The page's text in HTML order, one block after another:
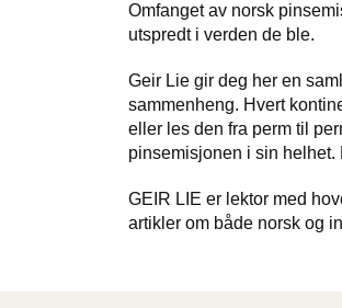
Omfanget av norsk
utspredt i verden de ble.
Geir Lie gir deg her en
sammenheng. Hvert
eller les den fra perm til
pinsemisjonen i sin helhet.
GEIR LIE er lektor med
artikler om både norsk og